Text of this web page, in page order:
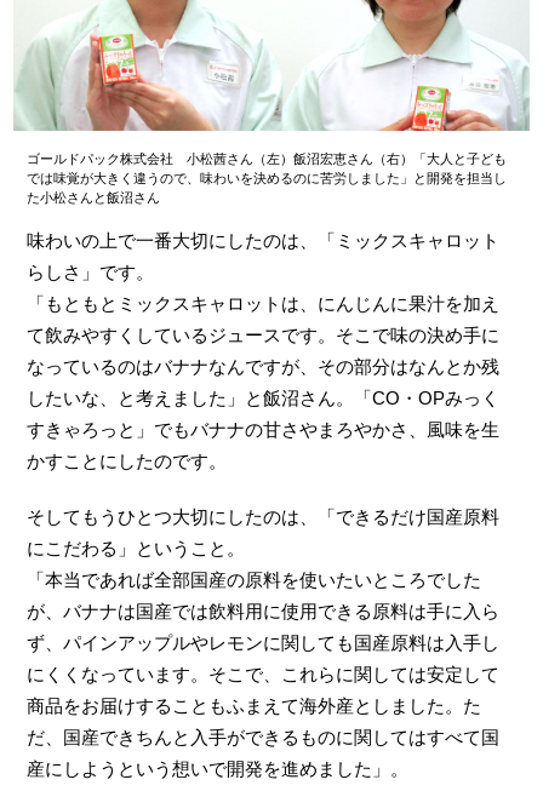
ゴールドパック株式会社 小松茜さん（左）飯沼宏恵さん（右）「大人と子ども
では味覚が大きく違うので、味わいを決めるのに苦労しました」と開発を担当し
た小松さんと飯沼さん
味わいの上で一番大切にしたのは、「ミックスキャロット
らしさ」です。
「もともとミックスキャロットは、にんじんに果汁を加え
て飲みやすくしているジュースです。そこで味の決め手に
なっているのはバナナなんですが、その部分はなんとか残
したいな、と考えました」と飯沼さん。「CO・OPみっく
すきゃろっと」でもバナナの甘さやまろやかさ、風味を生
かすことにしたのです。
そしてもうひとつ大切にしたのは、「できるだけ国産原料
にこだわる」ということ。
「本当であれば全部国産の原料を使いたいところでした
が、バナナは国産では飲料用に使用できる原料は手に入ら
ず、パインアップルやレモンに関しても国産原料は入手し
にくくなっています。そこで、これらに関しては安定して
商品をお届けすることもふまえて海外産としました。た
だ、国産できちんと入手ができるものに関してはすべて国
産にしようという想いで開発を進めました」。